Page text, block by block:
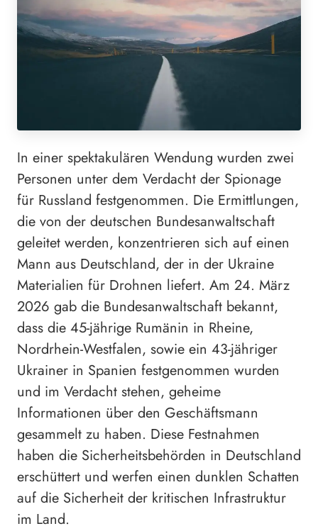
In einer spektakulären Wendung wurden zwei
Personen unter dem Verdacht der Spionage
für Russland festgenommen. Die Ermittlungen,
die von der deutschen Bundesanwaltschaft
geleitet werden, konzentrieren sich auf einen
Mann aus Deutschland, der in der Ukraine
Materialien für Drohnen liefert. Am 24. März
2026 gab die Bundesanwaltschaft bekannt,
dass die 45-jährige Rumänin in Rheine,
Nordrhein-Westfalen, sowie ein 43-jähriger
Ukrainer in Spanien festgenommen wurden
und im Verdacht stehen, geheime
Informationen über den Geschäftsmann
gesammelt zu haben. Diese Festnahmen
haben die Sicherheitsbehörden in Deutschland
erschüttert und werfen einen dunklen Schatten
auf die Sicherheit der kritischen Infrastruktur
im Land.